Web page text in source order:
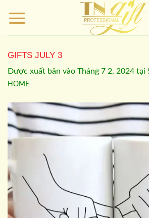
qua
GIFTS JULY 3
Được xuất bản vào Tháng 7 2, 2024 tại
HOME